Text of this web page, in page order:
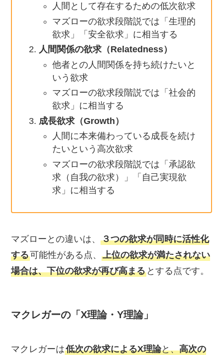
人間として存在するための低次欲求
マズローの欲求段階説では「生理的
欲求」「安全欲求」に相当する
人間関係の欲求（Relatedness）
他者との人間関係を持ち続けたいと
いう欲求
マズローの欲求段階説では「社会的
欲求」に相当する
成長欲求（Growth）
人間に本来備わっている成長を続け
たいという高次欲求
マズローの欲求段階説では「承認欲
求（自我の欲求）」「自己実現欲
求」に相当する
マズローとの違いは、３つの欲求が同時に活性化
する可能性がある点、上位の欲求が満たされない
場合は、下位の欲求が再び高まる とする点です。
マクレガーの「X理論・Y理論」
マクレガーは低次の欲求によるX理論と、高次の